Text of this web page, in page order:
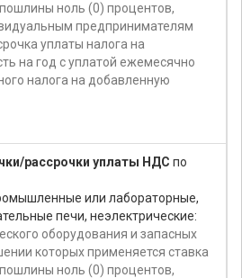
ноль (0) процентов,
предпринимателям
уплаты налога на
на год с уплатой ежемесячно
налога на добавленную
рассрочки уплаты НДС по
или лабораторные,
печи, неэлектрические:
оборудования и запасных
которых применяется ставка
ноль (0) процентов,